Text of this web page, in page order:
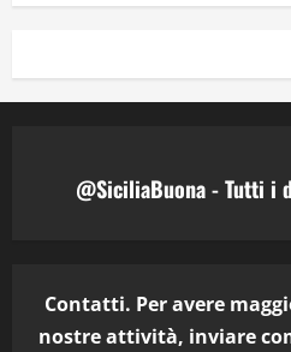
@SiciliaBuona - Tutti
Contatti. Per avere
nostre attività, inviare